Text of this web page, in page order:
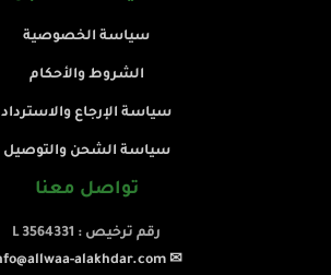
سياسة الخصوصية
الشروط والأحكام
سياسة الإرجاع والاسترداد
سياسة الشحن والتوصيل
تواصل معنا
رقم ترخيص : L 3564331
✉ info@allwaa-alakhdar.com